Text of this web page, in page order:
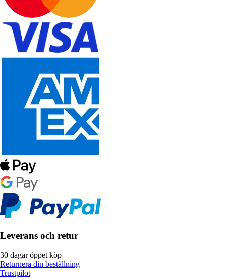
Leverans och retur
30 dagar öppet köp
Returnera din beställning
Trustpilot